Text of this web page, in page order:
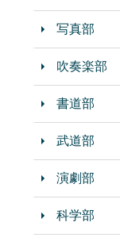
写真部
吹奏楽部
書道部
武道部
演劇部
科学部